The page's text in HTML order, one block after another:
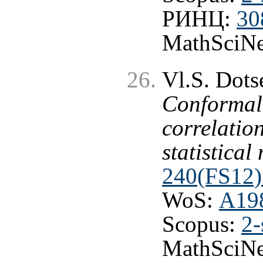
РИНЦ:
Vl.S.
statistical
WoS:
Scopus: